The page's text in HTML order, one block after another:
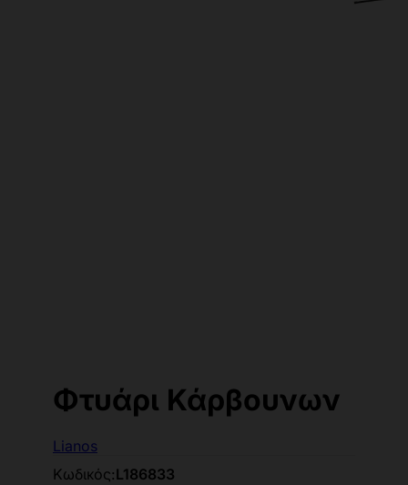
Φτυάρι Κάρβουνων
Lianos
Κωδικός:L186833